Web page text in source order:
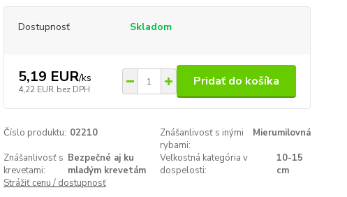
Dostupnosť Skladom
5,19 EUR/ks
4,22 EUR bez DPH
Pridať do košíka
Číslo produktu: 02210
Znášanlivosť s inými
rybami:
Mierumilovná
Znášanlivosť s
krevetami:
Bezpečné aj ku
mladým krevetám
Veľkostná kategória v
dospelosti:
10-15
cm
Strážiť cenu / dostupnosť